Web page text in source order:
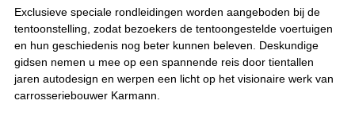
Exclusieve speciale rondleidingen worden aangeboden bij de
tentoonstelling, zodat bezoekers de tentoongestelde voertuigen
en hun geschiedenis nog beter kunnen beleven. Deskundige
gidsen nemen u mee op een spannende reis door tientallen
jaren autodesign en werpen een licht op het visionaire werk van
carrosseriebouwer Karmann.